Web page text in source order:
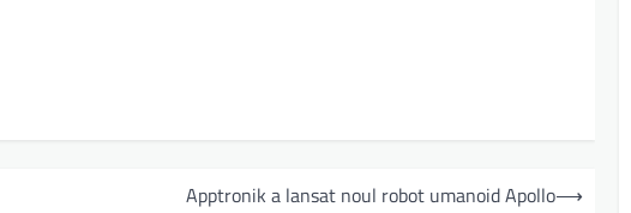
Apptronik a lansat noul robot umanoid Apollo⟶